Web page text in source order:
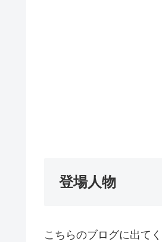
登場人物
こちらのブログに出て